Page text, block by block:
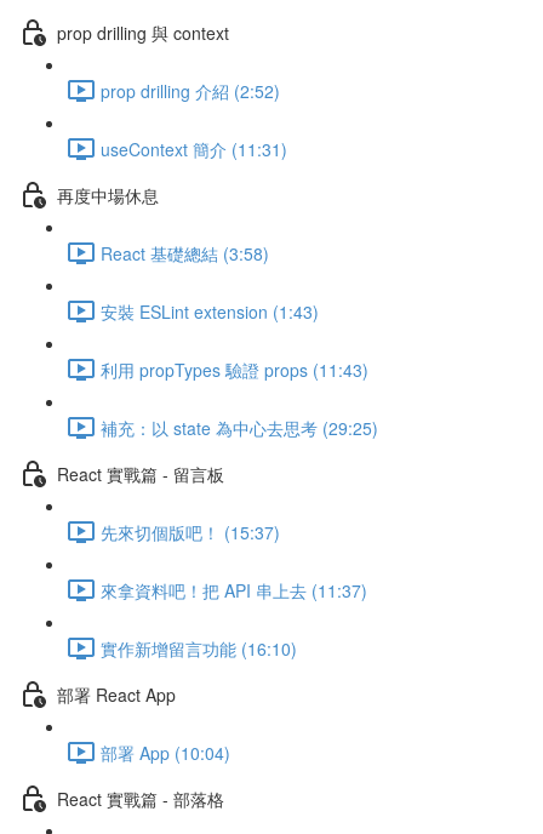
prop drilling 與 context
prop drilling 介紹 (2:52)
useContext 簡介 (11:31)
再度中場休息
React 基礎總結 (3:58)
安裝 ESLint extension (1:43)
利用 propTypes 驗證 props (11:43)
補充：以 state 為中心去思考 (29:25)
React 實戰篇 - 留言板
先來切個版吧！ (15:37)
來拿資料吧！把 API 串上去 (11:37)
實作新增留言功能 (16:10)
部署 React App
部署 App (10:04)
React 實戰篇 - 部落格